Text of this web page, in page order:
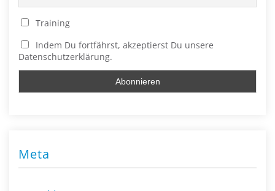
Training
Indem Du fortfährst, akzeptierst Du unsere
Datenschutzerklärung.
Meta